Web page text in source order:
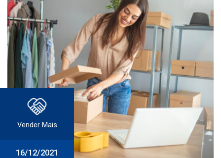
Vender Mais
16/12/2021